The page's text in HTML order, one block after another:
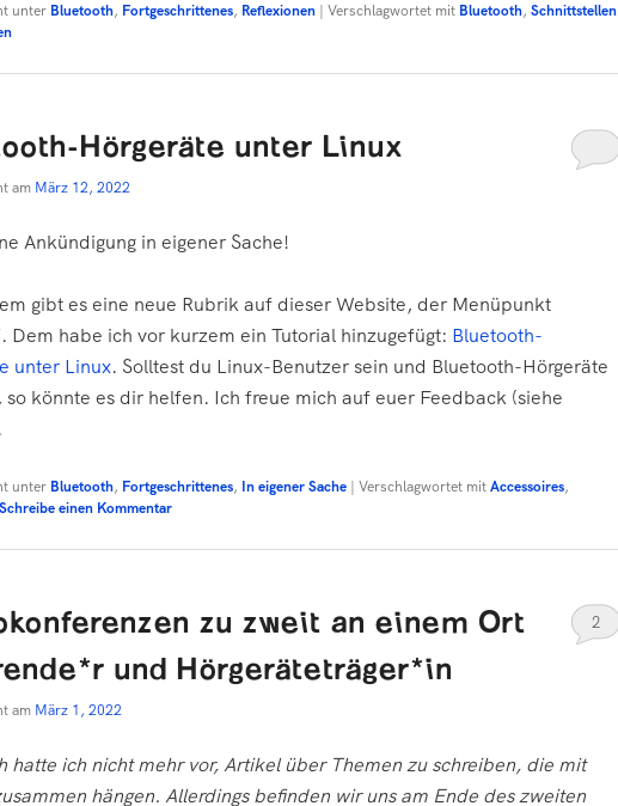
unter Bluetooth, Fortgeschrittenes, Reflexionen | Verschlagwortet mit Bluetooth, Schnittstellen
Hörgeräte unter Linux
am März 12, 2022
Ankündigung in eigener Sache!
gibt es eine neue Rubrik auf dieser Website, der Menüpunkt
Dem habe ich vor kurzem ein Tutorial hinzugefügt: Bluetooth-
unter Linux. Solltest du Linux-Benutzer sein und Bluetooth-Hörgeräte
so könnte es dir helfen. Ich freue mich auf euer Feedback (siehe
unter Bluetooth, Fortgeschrittenes, In eigener Sache | Verschlagwortet mitAccessoires,
Schreibe einen Kommentar
zu zweit an einem Ort
und Hörgeräteträger*in
am März 1, 2022
2
hatte ich nicht mehr vor, Artikel über Themen zu schreiben, die mit
hängen. Allerdings befinden wir uns am Ende des zweiten